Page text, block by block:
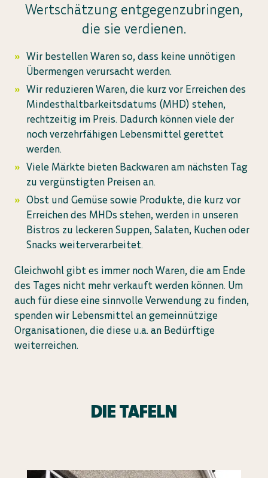
Wertschätzung entgegenzubringen,
die sie verdienen.
Wir bestellen Waren so, dass keine unnötigen
Übermengen verursacht werden.
Wir reduzieren Waren, die kurz vor Erreichen des
Mindesthaltbarkeitsdatums (MHD) stehen,
rechtzeitig im Preis. Dadurch können viele der
noch verzehrfähigen Lebensmittel gerettet
werden.
Viele Märkte bieten Backwaren am nächsten Tag
zu vergünstigten Preisen an.
Obst und Gemüse sowie Produkte, die kurz vor
Erreichen des MHDs stehen, werden in unseren
Bistros zu leckeren Suppen, Salaten, Kuchen oder
Snacks weiterverarbeitet.
Gleichwohl gibt es immer noch Waren, die am Ende
des Tages nicht mehr verkauft werden können. Um
auch für diese eine sinnvolle Verwendung zu finden,
spenden wir Lebensmittel an gemeinnützige
Organisationen, die diese u.a. an Bedürftige
weiterreichen.
DIE TAFELN